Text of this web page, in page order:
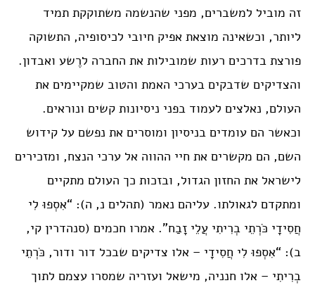
זה מוביל למשברים, מפני שהנשמה משתוקקת תמיד
ליותר, וכשאינה מוצאת אפיק חיובי לכיסופיה, התשוקה
פורצת בדרכים רעות שמובילות את החברה לרֶשע ואבדון.
והצדיקים שדבקים בערכי האמת והטוב שמקיימים את
העולם, נאלצים לעמוד בפני ניסיונות קשים ונוראים.
וכאשר הם עומדים בניסיון ומוסרים את נפשם על קידוש
השם, הם מקשרים את חיי ההווה אל ערכי הנצח, ומזכירים
לישראל את החזון הגדול, ובזכות כך העולם מתקיים
ומתקדם לגאולתו. עליהם נאמר (תהלים נ, ה): “אִסְפוּ לִי
חֲסִידָי כֹּרְתֵי בְרִיתִי עֲלֵי זָבַח”. אמרו חכמים (סנהדרין קי,
ב): “אִסְפוּ לִי חֲסִידָי – אלו צדיקים שבכל דור ודור, כֹּרְתֵי
בְרִיתִי – אלו חנניה, מישאל ועזריה שמסרו עצמם לתוך